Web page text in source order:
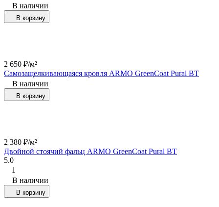
В наличии
В корзину
2 650 ₽/м²
Самозащелкивающаяся кровля ARMO GreenCoat Pural BT
В наличии
В корзину
2 380 ₽/м²
Двойной стоячий фальц ARMO GreenCoat Pural BT
5.0
1
В наличии
В корзину